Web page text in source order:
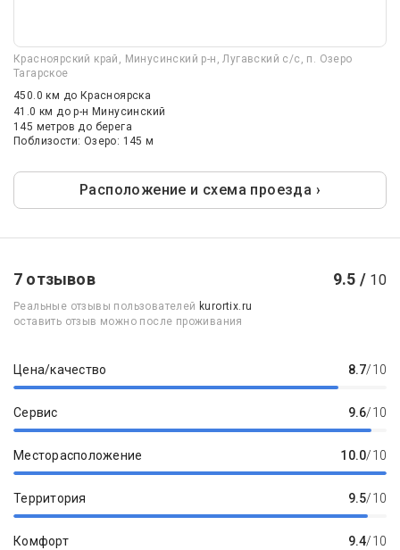
Красноярский край, Минусинский р-н, Лугавский с/с, п. Озеро
Тагарское
450.0 км до Красноярска
41.0 кмдо р-н Минусинский
145 метров до берега
Поблизости: Озеро: 145 м
Расположение и схема проезда ›
7 отзывов 9.5 / 10
Реальные отзывы пользователей kurortix.ru
оставить отзыв можно после проживания
Цена/качество 8.7/10
Сервис 9.6/10
Месторасположение 10.0/10
Территория 9.5/10
Комфорт 9.4/10